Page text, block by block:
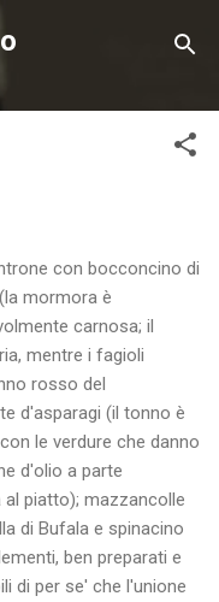
con bocconcino di
mormora è
carnosa; il
mentre i fagioli
rosso del
d'asparagi (il tonno è
le verdure che danno
d'olio a parte
piatto); mazzancolle
di Bufala e spinacino
ben preparati e
di per se' che l'unione